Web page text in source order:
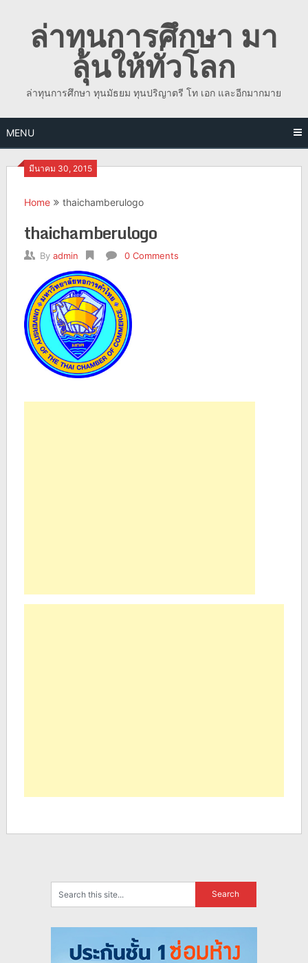
contentล่าทุนการศึกษา มา
ลุ้นให้ทั่วโลก
ล่าทุนการศึกษา ทุนมัธยม ทุนปริญาตรี โท เอก และอีกมากมาย
MENU
มีนาคม 30, 2015
Home thaichamberulogo
thaichamberulogo
By admin 0 Comments